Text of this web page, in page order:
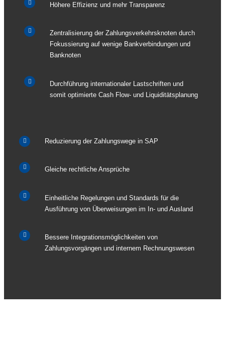
Höhere Effizienz und mehr Transparenz
Zentralisierung der Zahlungsverkehrsknoten durch
Fokussierung auf wenige Bankverbindungen und
Banknoten
Durchführung internationaler Lastschriften und
somit optimierte Cash Flow- und Liquiditätsplanung
Reduzierung der Zahlungswege in SAP
Gleiche rechtliche Ansprüche
Einheitliche Regelungen und Standards für die
Ausführung von Überweisungen im In- und Ausland
Bessere Integrationsmöglichkeiten von
Zahlungsvorgängen und internem Rechnungswesen